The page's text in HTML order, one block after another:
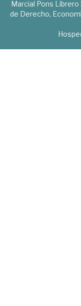
Marcial Pons
de Derecho,